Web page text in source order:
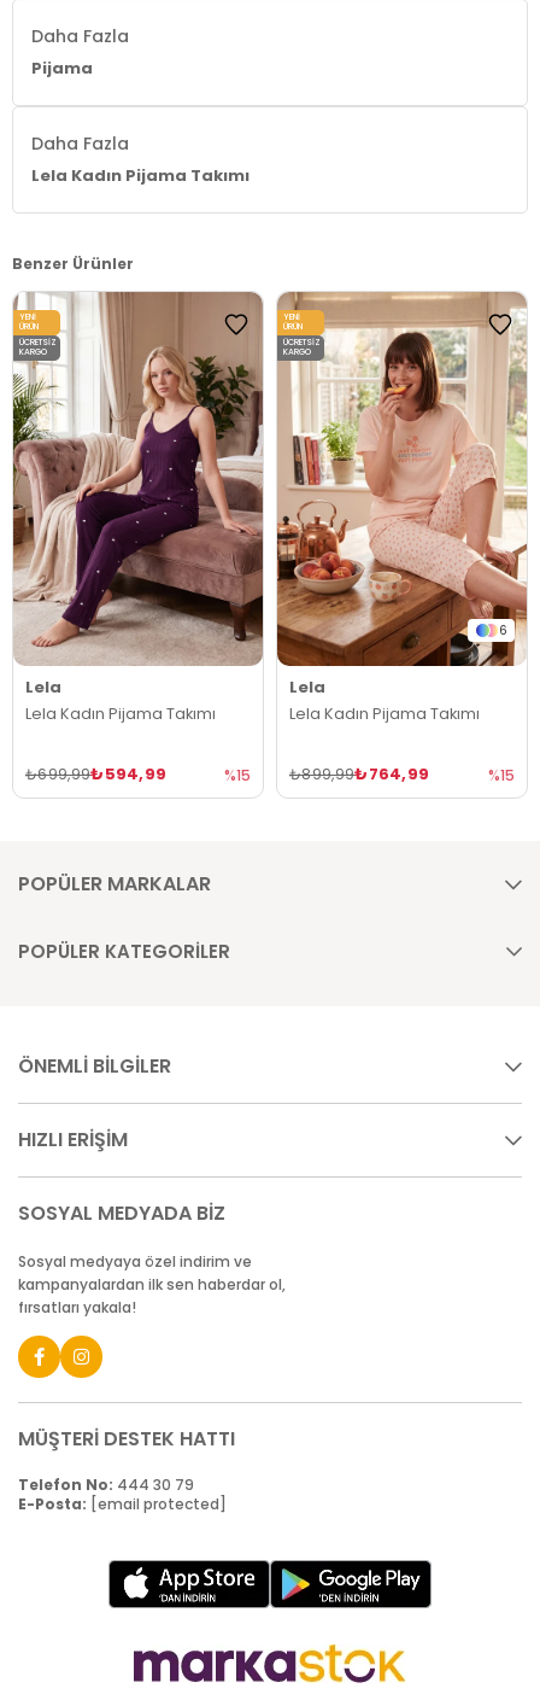
Daha Fazla
Pijama
Daha Fazla
Lela Kadın Pijama Takımı
Benzer Ürünler
Lela
Lela Kadın Pijama Takımı
₺594,99
₺699,99 %15
YENI
ÜRÜN
ÜCRETSIZ
KARGO
6
Lela
Lela Kadın Pijama Takımı
₺764,99
₺899,99 %15
YENI
ÜRÜN
ÜCRETSIZ
KARGO
POPÜLER MARKALAR
POPÜLER KATEGORİLER
ÖNEMLİ BİLGİLER
HIZLI ERİŞİM
SOSYAL MEDYADA BİZ
Sosyal medyaya özel indirim ve
kampanyalardan ilk sen haberdar ol,
fırsatları yakala!
MÜŞTERİ DESTEK HATTI
Telefon No: 444 30 79
E-Posta: [email protected]